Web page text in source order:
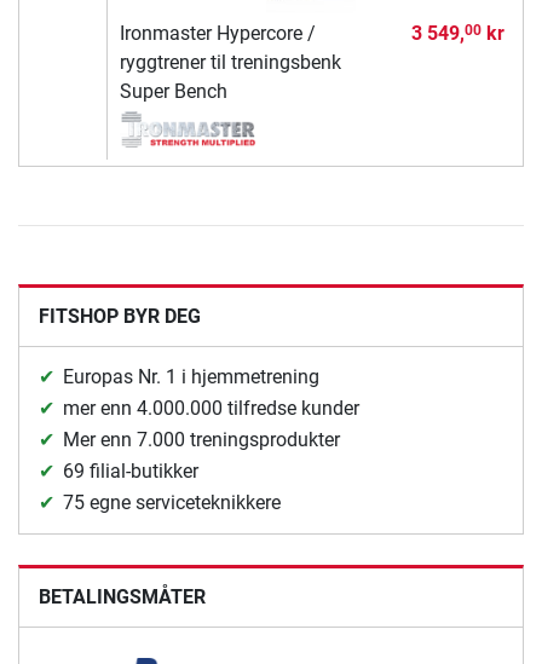
Ironmaster Hypercore /
ryggtrener til treningsbenk
Super Bench
3 549,00kr
FITSHOP BYR DEG
Europas Nr. 1 i hjemmetrening
mer enn 4.000.000 tilfredse kunder
Mer enn 7.000 treningsprodukter
69 filial-butikker
75 egne serviceteknikkere
BETALINGSMÅTER